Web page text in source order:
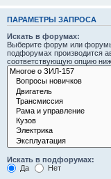
ПАРАМЕТРЫ ЗАПРОСА
Искать в форумах:
Выберите форум или
подфорумах производится
соответствующую опцию
Искать в подфорумах:
Да
Нет